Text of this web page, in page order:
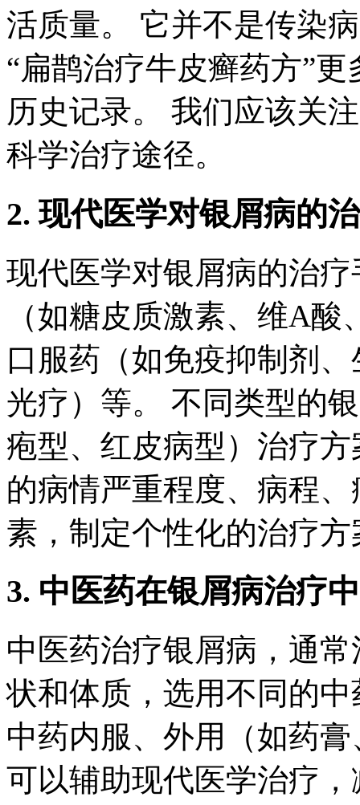
活质量。 它并不是传染
“扁鹊治疗牛皮癣药方”
历史记录。 我们应该关
科学治疗途径。
2. 现代医学对银屑病的
现代医学对银屑病的治
（如糖皮质激素、维A
口服药（如免疫抑制剂
光疗）等。 不同类型的
疱型、红皮病型）治疗
的病情严重程度、病程
素，制定个性化的治疗方
3. 中医药在银屑病治疗
中医药治疗银屑病，通
状和体质，选用不同的
中药内服、外用（如药
可以辅助现代医学治疗